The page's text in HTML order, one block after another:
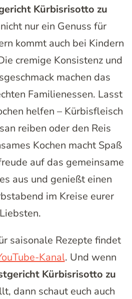
Kürbisrisotto zu
nur ein Genuss für
kommt auch bei Kindern
cremige Konsistenz und
machen das
Familienessen. Lasst
helfen – Kürbisfleisch
reiben oder den Reis
Kochen macht Spaß
auf das gemeinsame
aus und genießt einen
im Kreise eurer
Liebsten.
saisonale Rezepte findet
Kanal. Und wenn
Kürbisrisotto zu
dann schaut euch auch